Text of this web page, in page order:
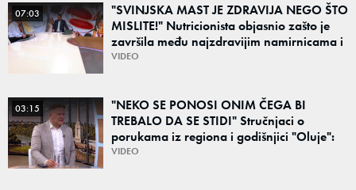
07:03
"SVINJSKA MAST JE ZDRAVIJA NEGO ŠTO
MISLITE!" Nutricionista objasnio zašto je
završila među najzdravijim namirnicama i
šta obavezno jesti leti, a šta preskočiti
VIDEO
03:15
"NEKO SE PONOSI ONIM ČEGA BI
TREBALO DA SE STIDI" Stručnjaci o
porukama iz regiona i godišnjici "Oluje":
"Ponos na stradanje je anticivilizacijska
VIDEO